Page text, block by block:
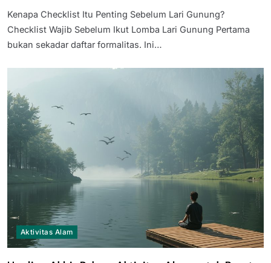
Kenapa Checklist Itu Penting Sebelum Lari Gunung?
Checklist Wajib Sebelum Ikut Lomba Lari Gunung Pertama
bukan sekadar daftar formalitas. Ini…
Aktivitas Alam